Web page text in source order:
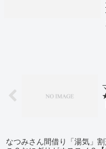
なつみさん間借り「湯気」